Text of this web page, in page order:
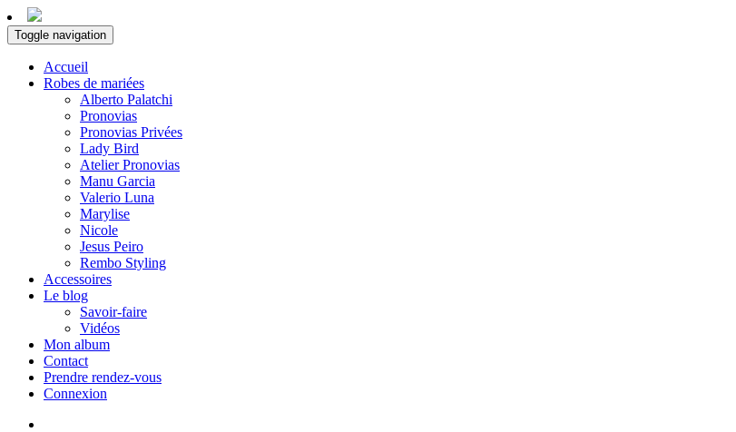
Toggle navigation
Accueil
Robes de mariées
Alberto Palatchi
Pronovias
Pronovias Privées
Lady Bird
Atelier Pronovias
Manu Garcia
Valerio Luna
Marylise
Nicole
Jesus Peiro
Rembo Styling
Accessoires
Le blog
Savoir-faire
Vidéos
Mon album
Contact
Prendre rendez-vous
Connexion